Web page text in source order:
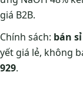
giá B2B.
Chính sách: bán
yết giá lẻ, không
929.